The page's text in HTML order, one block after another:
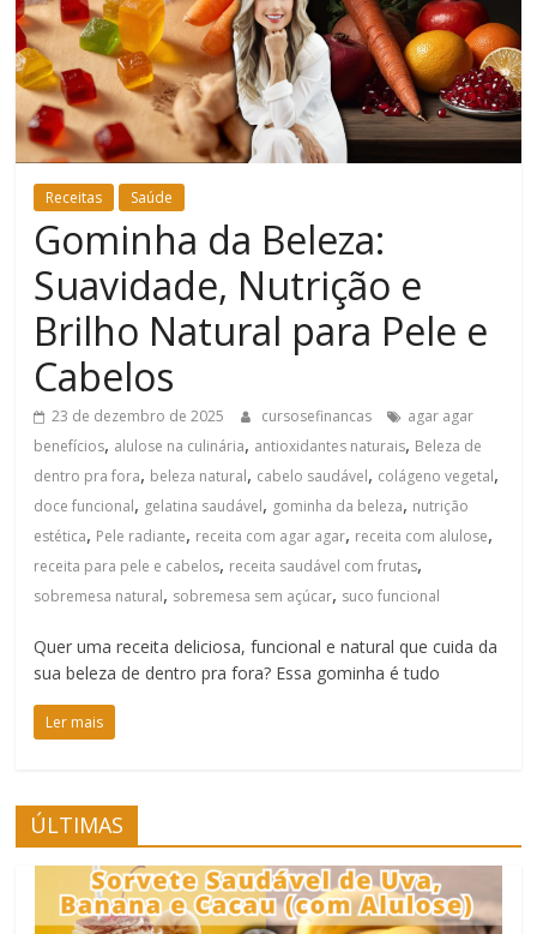
Estar
Receitas Saúde
Gominha da Beleza:
Suavidade, Nutrição e
Brilho Natural para Pele e
Cabelos
23 de dezembro de 2025 cursosefinancas
agar agar
benefícios, alulose na culinária, antioxidantes naturais, Beleza de
dentro pra fora, beleza natural, cabelo saudável, colágeno vegetal,
doce funcional, gelatina saudável, gominha da beleza, nutrição
estética, Pele radiante, receita com agar agar, receita com alulose,
receita para pele e cabelos, receita saudável com frutas,
sobremesa natural, sobremesa sem açúcar, suco funcional
Quer uma receita deliciosa, funcional e natural que cuida da
sua beleza de dentro pra fora? Essa gominha é tudo
Ler mais
ÚLTIMAS